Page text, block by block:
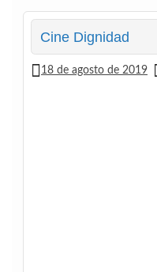
Cine Dignidad
18 de agosto de 2019